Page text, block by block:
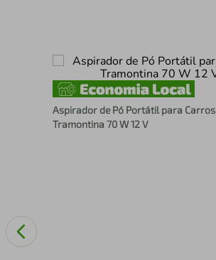
Aspirador de Pó Portátil para Carros
Tramontina 70 W 12 V